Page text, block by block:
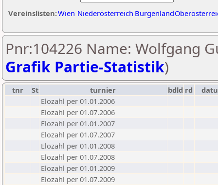
Vereinslisten:Wien Niederösterreich Burgenland
Pnr:104226 Name: Wolfgang
Grafik Partie-Statistik)
tnr St turnier bdld rd
Elozahl per 01.01.2006
Elozahl per 01.07.2006
Elozahl per 01.01.2007
Elozahl per 01.07.2007
Elozahl per 01.01.2008
Elozahl per 01.07.2008
Elozahl per 01.01.2009
Elozahl per 01.07.2009